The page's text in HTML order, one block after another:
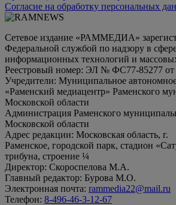
Согласие на обработку персональных
Сетевое издание «РАММЕДИА»
Федеральной службой по надзору в
информационных технологий и
Реестровый номер: ЭЛ № ФС77-85277 от
Учредители: Муниципальное
«Раменский медиацентр» Раменского
Московской области
Администрация Раменского
Московской области
Адрес редакции: Московская область, г.
Раменское, городской парк, стадион
трибуна, строение ¼
Директор: Скороспелова М.А.
Главный редактор: Бурова М.О.
Электронная почта: rammedia22@mail.ru
Телефон: 8-496-46-3-12-67